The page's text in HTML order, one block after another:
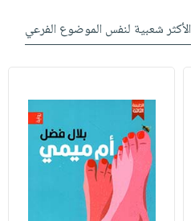
الأكثر شعبية لنفس الموضوع الفرعي